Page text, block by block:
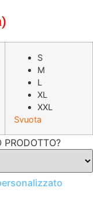
S
M
L
XL
XXL
Svuota